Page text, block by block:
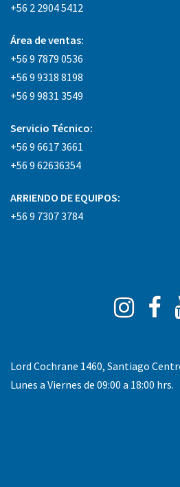
+56 2 2904 5412
Área de ventas:
+56 9 7879 0536
+56 9 9318 8198
+56 9 9831 3549
Servicio Técnico:
+56 9 6617 3661
+56 9 62636354
ARRIENDO DE EQUIPOS:
+56 9 7307 3784
Lord Cochrane 1460, Santiago
Lunes a Viernes de 09:00 a 18:00 hrs.